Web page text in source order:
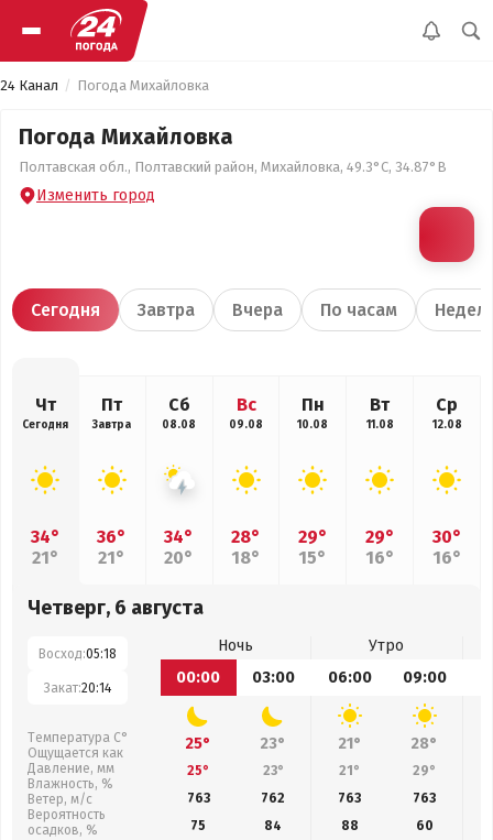
24 Канал Погода Михайловка
Погода Михайловка
Полтавская обл., Полтавский район, Михайловка, 49.3°С, 34.87°В
Изменить город
Сегодня Завтра Вчера По часам
Чт
Сегодня
34°
21°
Пт
Завтра
36°
21°
Сб
08.08
34°
20°
Вс
09.08
28°
18°
Пн
10.08
29°
15°
Вт
11.08
29°
16°
Ср
12.08
30°
16°
Четверг, 6 августа
Восход:05:18
Закат:20:14
Температура С°
Ощущается как
Давление, мм
Влажность, %
Ветер, м/с
Вероятность
осадков, %
Ночь
Утро
00:00
03:00 06:00 09:00
25° 23° 21° 28°
25° 23° 21° 29°
763
762 763 763
75
84 88 60